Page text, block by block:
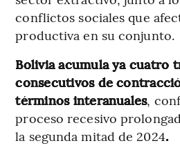
conflictos sociales que
productiva en su conjunto.
Bolivia acumula ya cuatro
consecutivos de
términos interanuales,
proceso recesivo
la segunda mitad de 2024.